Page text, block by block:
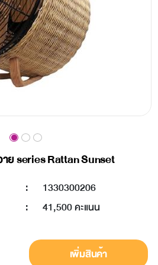
ย series Rattan Sunset
:
1330300206
: 41,500 คะแนน
เพิ่มสินค้า